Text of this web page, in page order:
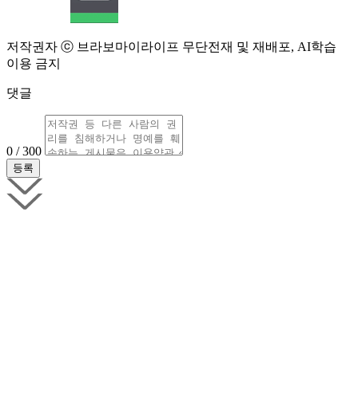
저작권자 ⓒ 브라보마이라이프 무단전재 및 재배포, AI학습
이용 금지
댓글
0 / 300